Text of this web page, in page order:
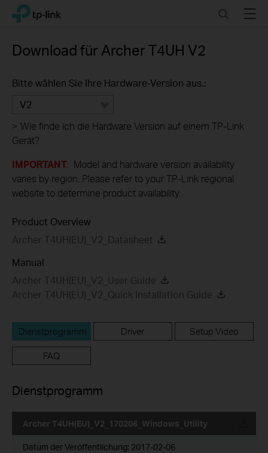
Click
navigation
TP-Link, Reliably Smart SearchMenu
Download für Archer T4UH V2
Bitte wählen Sie Ihre Hardware-Version aus.:
V2
> Wie finde ich die Hardware Version auf einem TP-Link
Gerät?
IMPORTANT: Model and hardware version availability
varies by region. Please refer to your TP-Link regional
website to determine product availability.
Product Overview
Archer T4UH(EU)_V2_Datasheet
Manual
Archer T4UH(EU)_V2_User Guide
Archer T4UH(EU)_V2_Quick Installation Guide
Dienstprogramm Driver Setup Video
FAQ
Dienstprogramm
Archer T4UH(EU)_V2_170206_Windows_Utility
Datum der Veröffentlichung: 2017-02-06